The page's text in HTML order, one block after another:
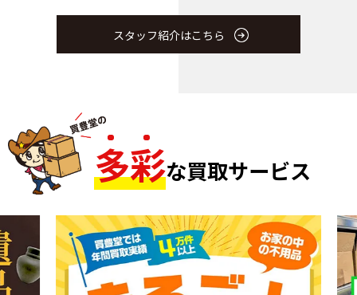
スタッフ紹介はこちら
多彩な買取サービス